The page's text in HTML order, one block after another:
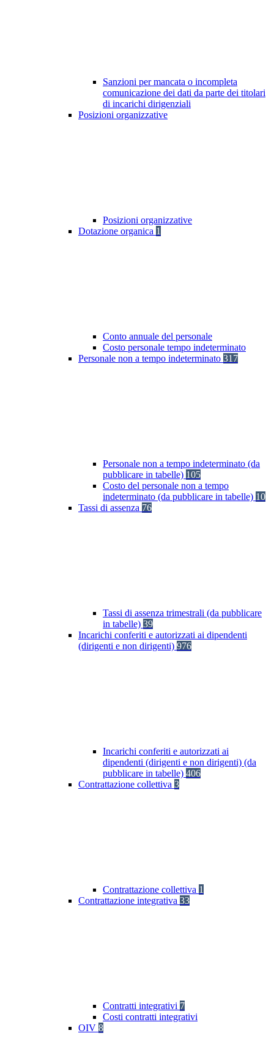
Sanzioni per mancata o incompleta
comunicazione dei dati da parte dei titolari
di incarichi dirigenziali
Posizioni organizzative
Posizioni organizzative
Dotazione organica 1
Conto annuale del personale
Costo personale tempo indeterminato
Personale non a tempo indeterminato 317
Personale non a tempo indeterminato (da
pubblicare in tabelle) 105
Costo del personale non a tempo
indeterminato (da pubblicare in tabelle) 10
Tassi di assenza 76
Tassi di assenza trimestrali (da pubblicare
in tabelle) 39
Incarichi conferiti e autorizzati ai dipendenti
(dirigenti e non dirigenti) 976
Incarichi conferiti e autorizzati ai
dipendenti (dirigenti e non dirigenti) (da
pubblicare in tabelle) 406
Contrattazione collettiva 3
Contrattazione collettiva 1
Contrattazione integrativa 33
Contratti integrativi 7
Costi contratti integrativi
OIV 8